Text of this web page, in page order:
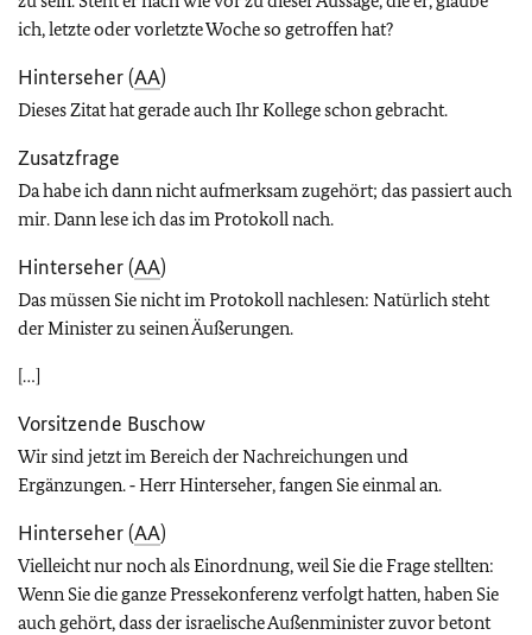
ich, letzte oder vorletzte Woche so getroffen hat?
Hinterseher (AA)
Dieses Zitat hat gerade auch Ihr Kollege schon gebracht.
Zusatzfrage
Da habe ich dann nicht aufmerksam zugehört; das passiert auch
mir. Dann lese ich das im Protokoll nach.
Hinterseher (AA)
Das müssen Sie nicht im Protokoll nachlesen: Natürlich steht
der Minister zu seinen Äußerungen.
[…]
Vorsitzende Buschow
Wir sind jetzt im Bereich der Nachreichungen und
Ergänzungen. ‑ Herr Hinterseher, fangen Sie einmal an.
Hinterseher (AA)
Vielleicht nur noch als Einordnung, weil Sie die Frage stellten:
Wenn Sie die ganze Pressekonferenz verfolgt hatten, haben Sie
auch gehört, dass der israelische Außenminister zuvor betont